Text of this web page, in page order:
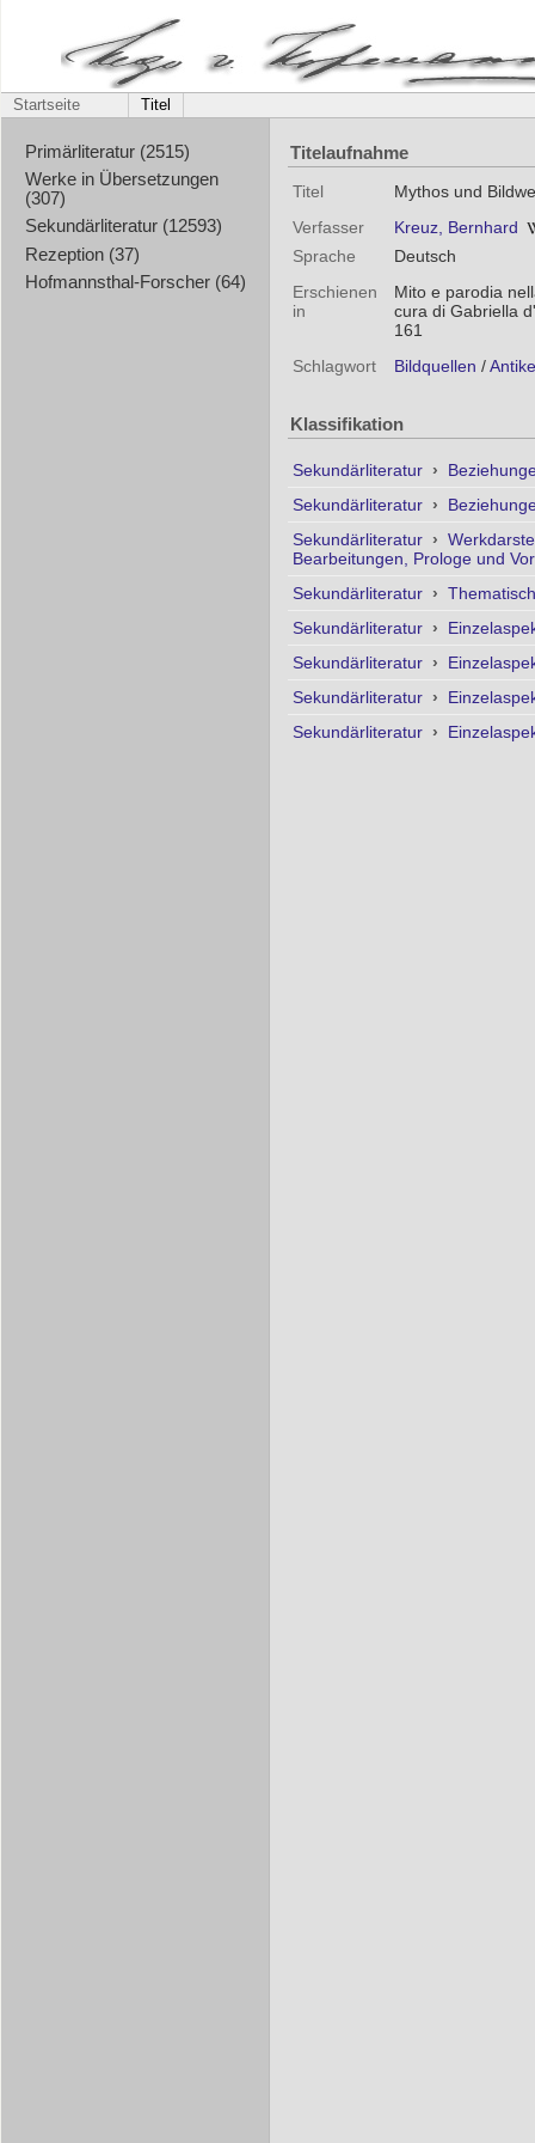
Startseite Titel
Primärliteratur (2515)
Werke in Übersetzungen
(307)
Sekundärliteratur (12593)
Rezeption (37)
Hofmannsthal-Forscher (64)
Titelaufnahme
Titel
Mythos und
Verfasser
Kreuz, Bernhard
Sprache
Deutsch
Erschienen
in
Mito e parodia
cura di Gabriella
161
Schlagwort
Bildquellen /
Klassifikation
Sekundärliteratur ›
Sekundärliteratur ›
Sekundärliteratur ›
Bearbeitungen, Prologe und
Sekundärliteratur ›
Sekundärliteratur ›
Sekundärliteratur ›
Sekundärliteratur ›
Sekundärliteratur ›